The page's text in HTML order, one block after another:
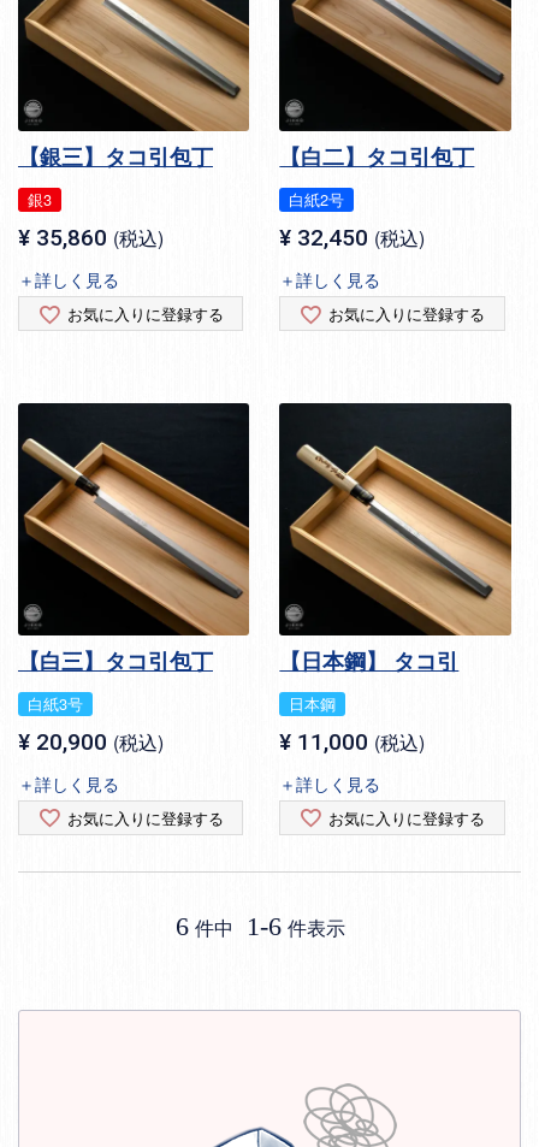
【銀三】タコ引包丁
銀3
¥ 35,860 税込
＋詳しく見る
お気に入りに登録する
【白二】タコ引包丁
白紙2号
¥ 32,450 税込
＋詳しく見る
お気に入りに登録する
【白三】タコ引包丁
白紙3号
¥ 20,900 税込
＋詳しく見る
お気に入りに登録する
【日本鋼】 タコ引
日本鋼
¥ 11,000 税込
＋詳しく見る
お気に入りに登録する
6 件中 1-6 件表示